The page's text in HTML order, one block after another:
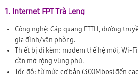
1. Internet FPT Trà Leng
Công nghệ: Cáp quang FTTH, đường
gia đình/văn phòng.
Thiết bị đi kèm: modem thế hệ mới, Wi-
cần mở rộng vùng phủ.
Tốc độ: từ mức cơ bản (300Mbps) đến